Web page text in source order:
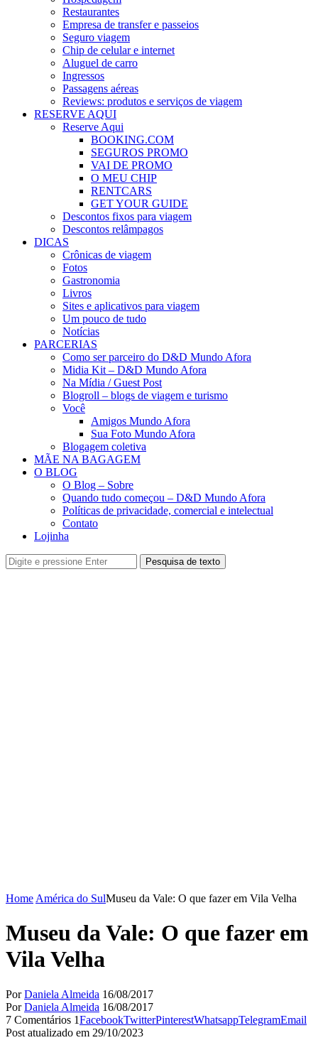
Restaurantes
Empresa de transfer e passeios
Seguro viagem
Chip de celular e internet
Aluguel de carro
Ingressos
Passagens aéreas
Reviews: produtos e serviços de viagem
RESERVE AQUI
Reserve Aqui
BOOKING.COM
SEGUROS PROMO
VAI DE PROMO
O MEU CHIP
RENTCARS
GET YOUR GUIDE
Descontos fixos para viagem
Descontos relâmpagos
DICAS
Crônicas de viagem
Fotos
Gastronomia
Livros
Sites e aplicativos para viagem
Um pouco de tudo
Notícias
PARCERIAS
Como ser parceiro do D&D Mundo Afora
Midia Kit – D&D Mundo Afora
Na Mídia / Guest Post
Blogroll – blogs de viagem e turismo
Você
Amigos Mundo Afora
Sua Foto Mundo Afora
Blogagem coletiva
MÃE NA BAGAGEM
O BLOG
O Blog – Sobre
Quando tudo começou – D&D Mundo Afora
Políticas de privacidade, comercial e intelectual
Contato
Lojinha
Pesquisa de texto
Home América do SulMuseu da Vale: O que fazer em Vila Velha
Museu da Vale: O que fazer em
Vila Velha
PorDaniela Almeida 16/08/2017
PorDaniela Almeida 16/08/2017
7 Comentários 1FacebookTwitterPinterestWhatsappTelegramEmail
Post atualizado em 29/10/2023